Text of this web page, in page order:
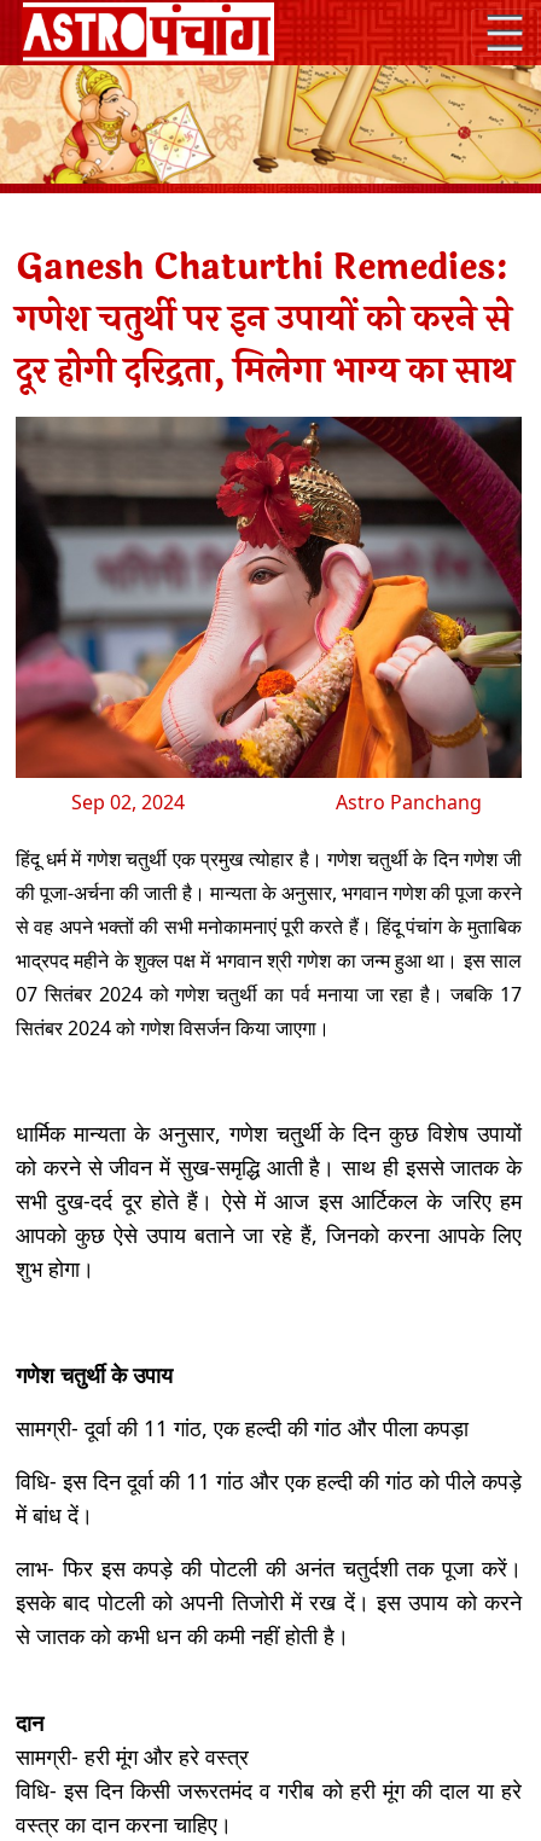
Ganesh Chaturthi Remedies:
गणेश चतुर्थी पर इन उपायों को करने से
दूर होगी दरिद्रता, मिलेगा भाग्य का साथ
Sep 02, 2024 Astro Panchang
हिंदू धर्म में गणेश चतुर्थी एक प्रमुख त्योहार है। गणेश चतुर्थी के दिन गणेश जी
की पूजा-अर्चना की जाती है। मान्यता के अनुसार, भगवान गणेश की पूजा करने
से वह अपने भक्तों की सभी मनोकामनाएं पूरी करते हैं। हिंदू पंचांग के मुताबिक
भाद्रपद महीने के शुक्ल पक्ष में भगवान श्री गणेश का जन्म हुआ था। इस साल
07 सितंबर 2024 को गणेश चतुर्थी का पर्व मनाया जा रहा है। जबकि 17
सितंबर 2024 को गणेश विसर्जन किया जाएगा।
धार्मिक मान्यता के अनुसार, गणेश चतु्र्थी के दिन कुछ विशेष उपायों
को करने से जीवन में सुख-समृद्धि आती है। साथ ही इससे जातक के
सभी दुख-दर्द दूर होते हैं। ऐसे में आज इस आर्टिकल के जरिए हम
आपको कुछ ऐसे उपाय बताने जा रहे हैं, जिनको करना आपके लिए
शुभ होगा।
गणेश चतुर्थी के उपाय
सामग्री- दूर्वा की 11 गांठ, एक हल्दी की गांठ और पीला कपड़ा
विधि- इस दिन दूर्वा की 11 गांठ और एक हल्दी की गांठ को पीले कपड़े
में बांध दें।
लाभ- फिर इस कपड़े की पोटली की अनंत चतुर्दशी तक पूजा करें।
इसके बाद पोटली को अपनी तिजोरी में रख दें। इस उपाय को करने
से जातक को कभी धन की कमी नहीं होती है।
दान
सामग्री- हरी मूंग और हरे वस्त्र
विधि- इस दिन किसी जरूरतमंद व गरीब को हरी मूंग की दाल या हरे
वस्त्र का दान करना चाहिए।